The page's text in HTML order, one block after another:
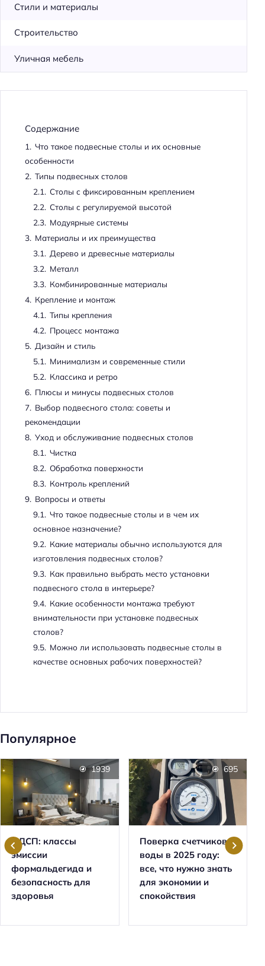
Стили и материалы
Строительство
Уличная мебель
Содержание
1. Что такое подвесные столы и их основные
особенности
2. Типы подвесных столов
2.1. Столы с фиксированным креплением
2.2. Столы с регулируемой высотой
2.3. Модуярные системы
3. Материалы и их преимущества
3.1. Дерево и древесные материалы
3.2. Металл
3.3. Комбинированные материалы
4. Крепление и монтаж
4.1. Типы крепления
4.2. Процесс монтажа
5. Дизайн и стиль
5.1. Минимализм и современные стили
5.2. Классика и ретро
6. Плюсы и минусы подвесных столов
7. Выбор подвесного стола: советы и
рекомендации
8. Уход и обслуживание подвесных столов
8.1. Чистка
8.2. Обработка поверхности
8.3. Контроль креплений
9. Вопросы и ответы
9.1. Что такое подвесные столы и в чем их
основное назначение?
9.2. Какие материалы обычно используются для
изготовления подвесных столов?
9.3. Как правильно выбрать место установки
подвесного стола в интерьере?
9.4. Какие особенности монтажа требуют
внимательности при установке подвесных
столов?
9.5. Можно ли использовать подвесные столы в
качестве основных рабочих поверхностей?
Популярное
ЛДСП: классы
эмиссии
формальдегида и
безопасность для
здоровья
1939
Поверка счетчиков
воды в 2025 году:
все, что нужно знать
для экономии и
спокойствия
695